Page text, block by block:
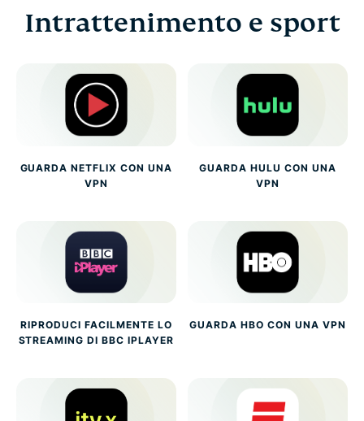
Intrattenimento e sport
GUARDA NETFLIX CON UNA
VPN
GUARDA HULU CON UNA
VPN
RIPRODUCI FACILMENTE LO
STREAMING DI BBC IPLAYER
GUARDA HBO CON UNA VPN